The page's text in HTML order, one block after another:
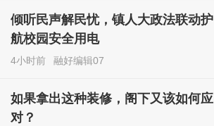
倾听民声解民忧，镇人大政法联动护
航校园安全用电
4小时前 融好编辑07
如果拿出这种装修，阁下又该如何应
对？